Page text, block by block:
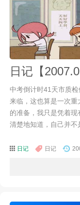
日记【
中考倒计时41天市质
来临，这也算是一次
的准备，我只是凭着
清楚地知道，自己并不
日记 日记